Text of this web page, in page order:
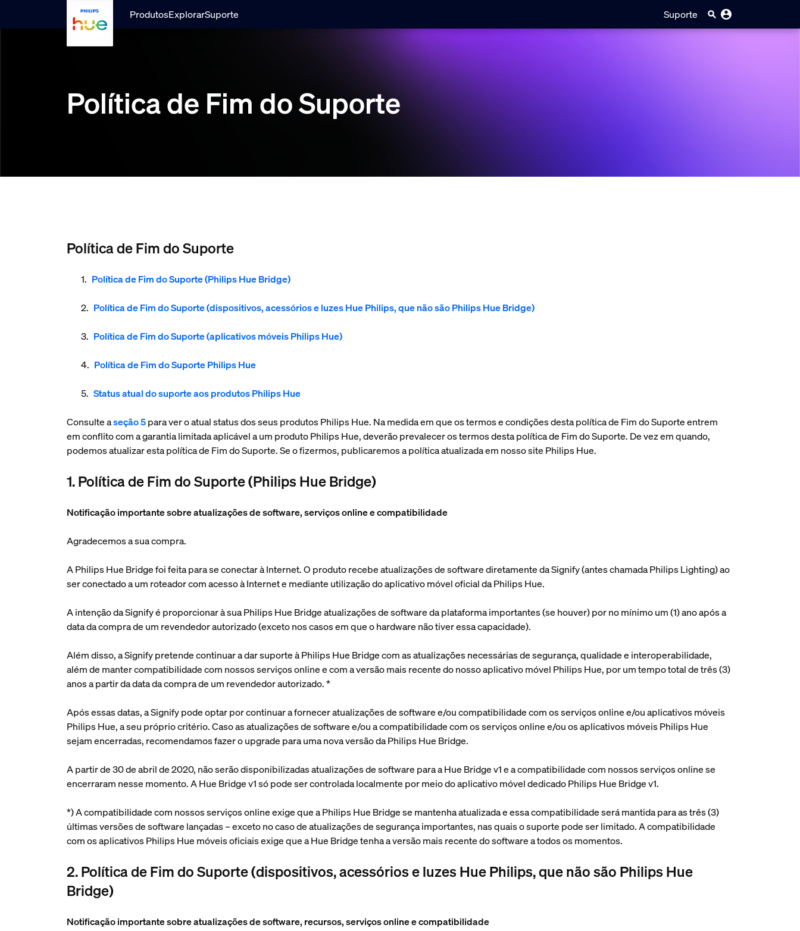
skip.to.main.content
ProdutosExplorarSuporte Suporte
Política de Fim do Suporte
Política de Fim do Suporte
Política de Fim do Suporte (Philips Hue Bridge)
Política de Fim do Suporte (dispositivos, acessórios e luzes Hue Philips, que não são Philips Hue Bridge)
Política de Fim do Suporte (aplicativos móveis Philips Hue)
Política de Fim do Suporte Philips Hue
Status atual do suporte aos produtos Philips Hue
Consulte aseção 5para ver o atual status dos seus produtos Philips Hue. Na medida em que os termos e condições desta política de Fim do Suporte entrem
em conflito com a garantia limitada aplicável a um produto Philips Hue, deverão prevalecer os termos desta política de Fim do Suporte. De vez em quando,
podemos atualizar esta política de Fim do Suporte. Se o fizermos, publicaremos a política atualizada em nosso site Philips Hue.
1. Política de Fim do Suporte (Philips Hue Bridge)
Notificação importante sobre atualizações de software, serviços online e compatibilidade
Agradecemos a sua compra.
A Philips Hue Bridge foi feita para se conectar à Internet. O produto recebe atualizações de software diretamente da Signify (antes chamada Philips Lighting) ao
ser conectado a um roteador com acesso à Internet e mediante utilização do aplicativo móvel oficial da Philips Hue.
A intenção da Signify é proporcionar à sua Philips Hue Bridge atualizações de software da plataforma importantes (se houver) por no mínimo um (1) ano após a
data da compra de um revendedor autorizado (exceto nos casos em que o hardware não tiver essa capacidade).
Além disso, a Signify pretende continuar a dar suporte à Philips Hue Bridge com as atualizações necessárias de segurança, qualidade e interoperabilidade,
além de manter compatibilidade com nossos serviços online e com a versão mais recente do nosso aplicativo móvel Philips Hue, por um tempo total de três (3)
anos a partir da data da compra de um revendedor autorizado. *
Após essas datas, a Signify pode optar por continuar a fornecer atualizações de software e/ou compatibilidade com os serviços online e/ou aplicativos móveis
Philips Hue, a seu próprio critério. Caso as atualizações de software e/ou a compatibilidade com os serviços online e/ou os aplicativos móveis Philips Hue
sejam encerradas, recomendamos fazer o upgrade para uma nova versão da Philips Hue Bridge.
A partir de 30 de abril de 2020, não serão disponibilizadas atualizações de software para a Hue Bridge v1 e a compatibilidade com nossos serviços online se
encerraram nesse momento. A Hue Bridge v1 só pode ser controlada localmente por meio do aplicativo móvel dedicado Philips Hue Bridge v1.
*) A compatibilidade com nossos serviços online exige que a Philips Hue Bridge se mantenha atualizada e essa compatibilidade será mantida para as três (3)
últimas versões de software lançadas – exceto no caso de atualizações de segurança importantes, nas quais o suporte pode ser limitado. A compatibilidade
com os aplicativos Philips Hue móveis oficiais exige que a Hue Bridge tenha a versão mais recente do software a todos os momentos.
2. Política de Fim do Suporte (dispositivos, acessórios e luzes Hue Philips, que não são Philips Hue
Bridge)
Notificação importante sobre atualizações de software, recursos, serviços online e compatibilidade